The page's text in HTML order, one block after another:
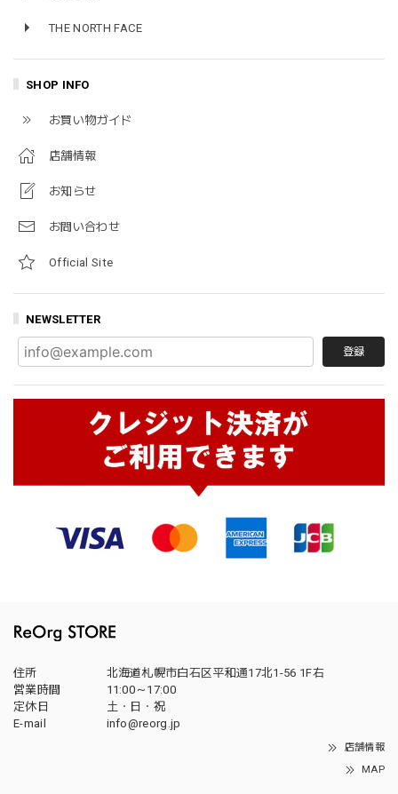
THE NORTH FACE
SHOP INFO
お買い物ガイド
店舗情報
お知らせ
お問い合わせ
Official Site
NEWSLETTER
登録
住所
北海道札幌市白石区平和通17北1-56 1F右
営業時間
11:00～17:00
定休日
土・日・祝
E-mail
info@reorg.jp
店舗情報
MAP